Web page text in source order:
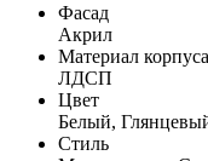
Фасад
Акрил
Материал корпуса
ЛДСП
Цвет
Белый,
Стиль